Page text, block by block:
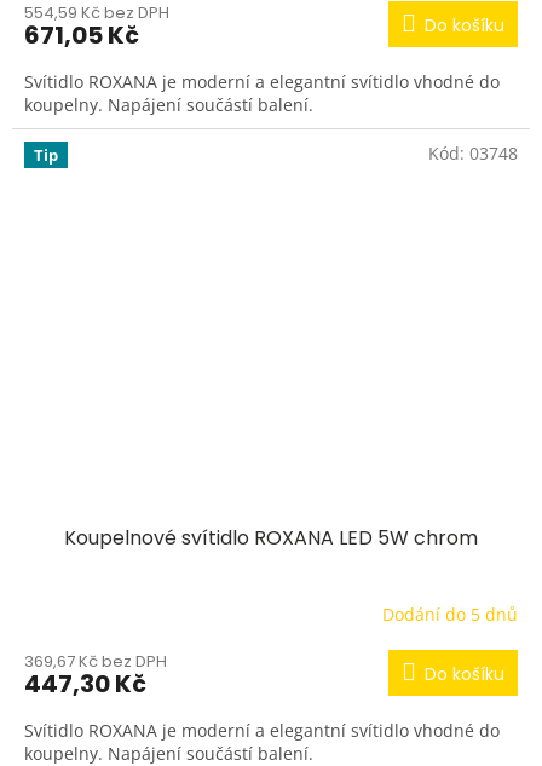
554,59 Kč bez DPH
671,05 Kč Do košíku
Svítidlo ROXANA je moderní a elegantní svítidlo vhodné do
koupelny. Napájení součástí balení.
Tip
Koupelnové svítidlo ROXANA LED 5W chrom
Dodání do 5 dnů
369,67 Kč bez DPH
447,30 Kč Do košíku
Svítidlo ROXANA je moderní a elegantní svítidlo vhodné do
koupelny. Napájení součástí balení.
Kód: 03748